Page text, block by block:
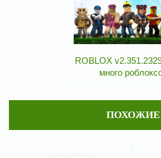
ROBLOX
много
ПОХОЖИЕ